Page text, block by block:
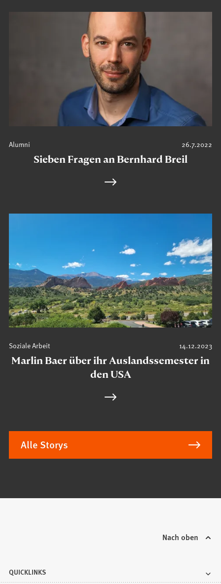
26.7.2022
Alumni
Sieben Fragen an Bernhard Breil
14.12.2023
Soziale Arbeit
Marlin Baer über ihr Auslandssemester in
den USA
Alle Storys
Nach oben
QUICKLINKS